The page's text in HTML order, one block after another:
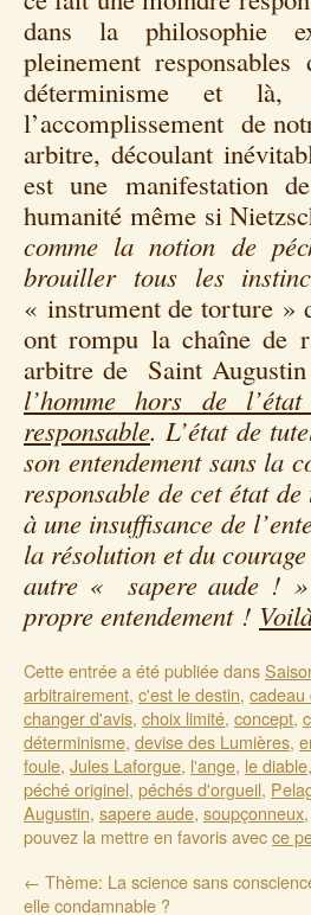
dans la philosophie
pleinement
déterminisme et
l’accomplissement de
arbitre, découlant
est une manifestation
humanité même si
comme la notion de
brouiller tous les
« instrument de torture »
ont rompu la chaîne de
arbitre de Saint
l’homme hors de
responsable. L’état de
son entendement sans la
responsable de cet état
à une insuffisance de
la résolution et du
autre « sapere aude ! »
propre entendement !
Cette entrée a été publiée dans
arbitrairement, c'est le destin, cadeau
changer d'avis, choix limité, concept,
déterminisme, devise des Lumières,
foule, Jules Laforgue, l'ange, le diable
péché originel, péchés d'orgueil,
Augustin, sapere aude, soupçonneux
pouvez la mettre en favoris avecce
← Thème: La science sans
elle condamnable ?